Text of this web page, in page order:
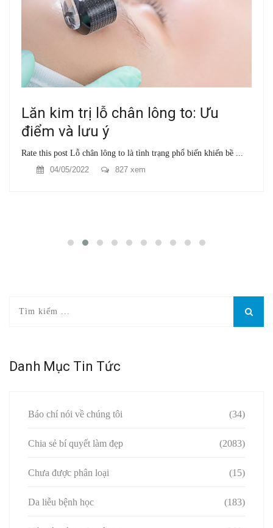
Lăn kim trị lỗ chân lông to: Ưu
điểm và lưu ý
Rate this post Lỗ chân lông to là tình trạng phổ biến khiến bề ...
04/05/2022
827 xem
Danh Mục Tin Tức
Báo chí nói về chúng tôi (34)
Chia sẻ bí quyết làm đẹp (2083)
Chưa được phân loại (15)
Da liễu bệnh học (183)